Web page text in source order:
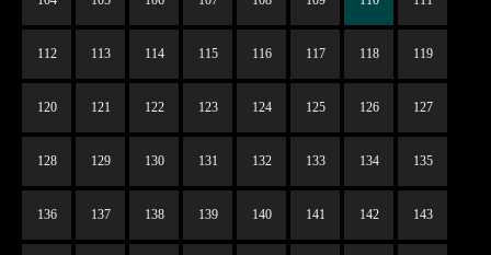
112 113 114 115 116 117 118 119
120 121 122 123 124 125 126 127
128 129 130 131 132 133 134 135
136 137 138 139 140 141 142 143